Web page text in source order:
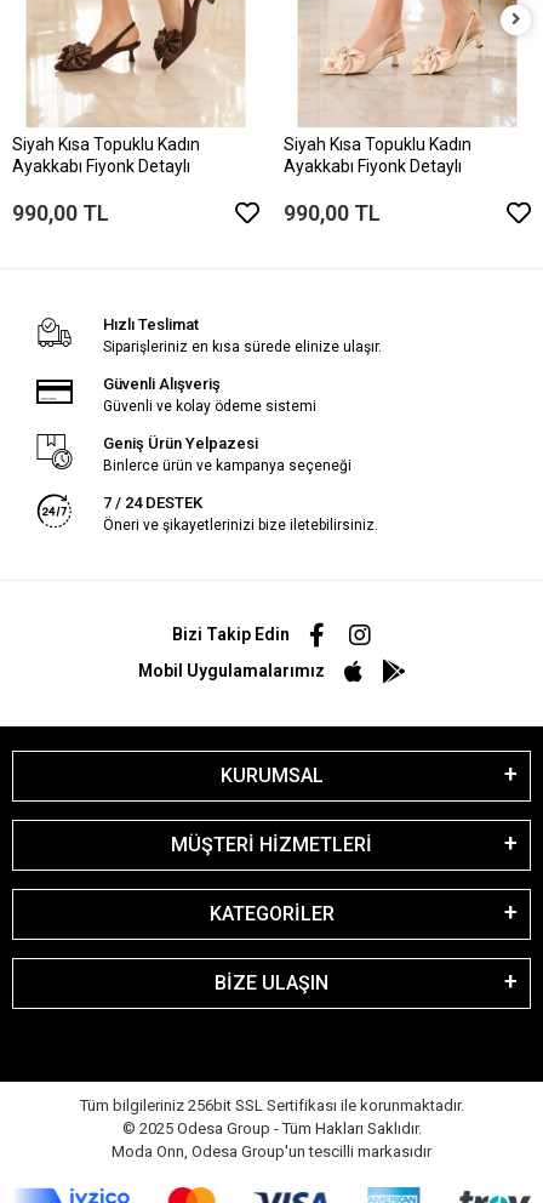
Siyah Kısa Topuklu Kadın
Ayakkabı Fiyonk Detaylı
990,00 TL
Siyah Kısa Topuklu Kadın
Ayakkabı Fiyonk Detaylı
990,00 TL
Hızlı Teslimat
Siparişleriniz en kısa sürede elinize ulaşır.
Güvenli Alışveriş
Güvenli ve kolay ödeme sistemi
Geniş Ürün Yelpazesi
Binlerce ürün ve kampanya seçeneği
7 / 24 DESTEK
Öneri ve şikayetlerinizi bize iletebilirsiniz.
Bizi Takip Edin
Mobil Uygulamalarımız
KURUMSAL
MÜŞTERİ HİZMETLERİ
KATEGORİLER
BİZE ULAŞIN
Tüm bilgileriniz 256bit SSL Sertifikası ile korunmaktadır.
© 2025 Odesa Group - Tüm Hakları Saklıdır.
Moda Onn, Odesa Group'un tescilli markasıdır